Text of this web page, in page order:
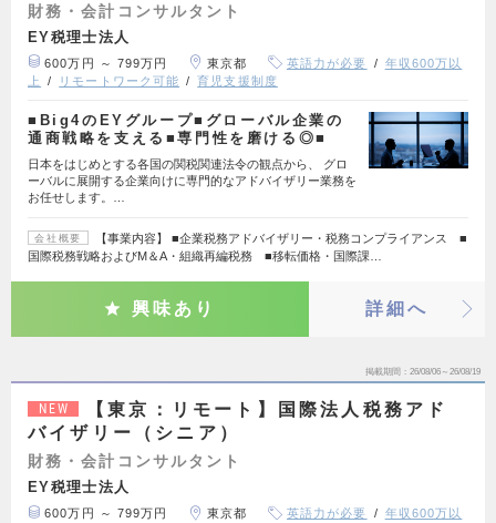
財務・会計コンサルタント
EY税理士法人
600万円 ～ 799万円 東京都 英語力が必要
年収600万以
上
リモートワーク可能 育児支援制度
■Big4のEYグループ■グローバル企業の
通商戦略を支える■専門性を磨ける◎■
日本をはじめとする各国の関税関連法令の観点から、 グロ
ーバルに展開する企業向けに専門的なアドバイザリー業務を
お任せします。…
会社概要
【事業内容】 ■企業税務アドバイザリー・税務コンプライアンス ■
国際税務戦略およびM＆A・組織再編税務 ■移転価格・国際課…
興味あり 詳細へ
掲載期間 26/08/06～26/08/19
NEW
【東京：リモート】国際法人税務アド
バイザリー（シニア）
財務・会計コンサルタント
EY税理士法人
600万円 ～ 799万円 東京都 英語力が必要
年収600万以